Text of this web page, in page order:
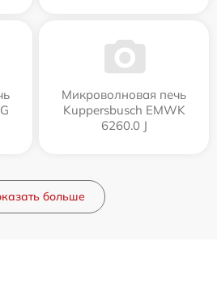
Микроволновая печь
Kuppersbusch EMWK
6260.0 J
больше